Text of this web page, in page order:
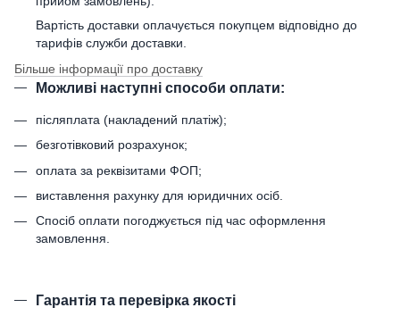
Вартість доставки оплачується покупцем відповідно до
тарифів служби доставки.
Більше інформації про доставку
Можливі наступні способи оплати:
післяплата (накладений платіж);
безготівковий розрахунок;
оплата за реквізитами ФОП;
виставлення рахунку для юридичних осіб.
Спосіб оплати погоджується під час оформлення
замовлення.
Гарантія та перевірка якості